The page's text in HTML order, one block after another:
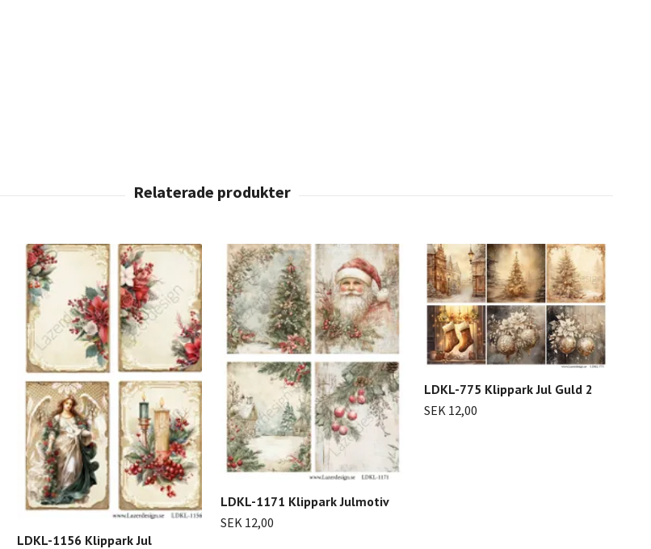
LDKL-1156 Klippark Jul
LDKL-1171 Klippark Julmotiv
SEK 12,00
LDKL-775 Klippark Jul Guld 2
SEK 12,00